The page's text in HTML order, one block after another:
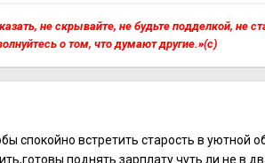
не скрывайте, не будьте подделкой, не
о том, что думают другие.»(с)
спокойно встретить старость в уютной
поднять зарплату чуть ли не в